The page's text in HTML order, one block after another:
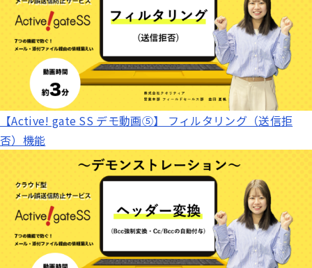
【Active! gate SS デモ動画⑤】 フィルタリング（送信拒
否）機能